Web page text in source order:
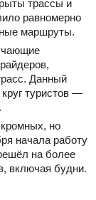
трассы и
равномерно
маршруты.
Данный
туристов —
но
начала работу
на более
включая будни.